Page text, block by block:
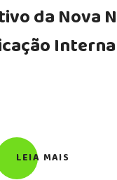
da Nova
LEIA MAIS